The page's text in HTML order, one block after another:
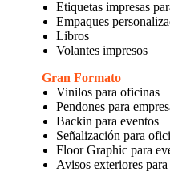
Etiquetas impresas
Empaques
Libros
Volantes impresos
Gran Formato
Vinilos para oficinas
Pendones para
Backin para eventos
Señalización para
Floor Graphic para
Avisos exteriores